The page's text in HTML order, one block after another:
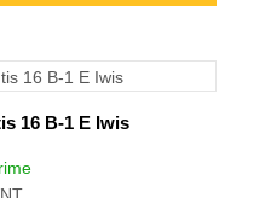
16 B-1 E Iwis